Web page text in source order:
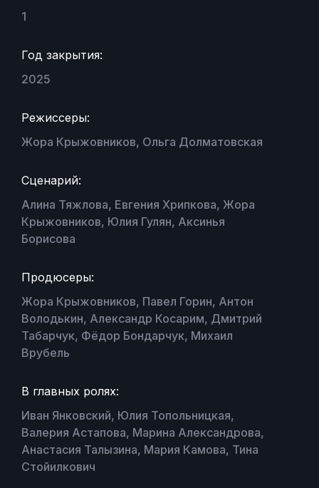
1
Год закрытия:
2025
Режиссеры:
Жора Крыжовников, Ольга Долматовская
Сценарий:
Алина Тяжлова, Евгения Хрипкова, Жора
Крыжовников, Юлия Гулян, Аксинья
Борисова
Продюсеры:
Жора Крыжовников, Павел Горин, Антон
Володькин, Александр Косарим, Дмитрий
Табарчук, Фёдор Бондарчук, Михаил
Врубель
В главных ролях:
Иван Янковский, Юлия Топольницкая,
Валерия Астапова, Марина Александрова,
Анастасия Талызина, Мария Камова, Тина
Стойилкович